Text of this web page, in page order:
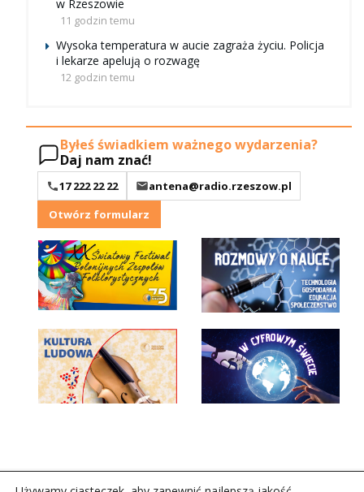
w Rzeszowie
11 godzin temu
Wysoka temperatura w aucie zagraża życiu. Policja
i lekarze apelują o rozwagę
12 godzin temu
Byłeś świadkiem ważnego wydarzenia?
Daj nam znać!
17 222 22 22
antena@radio.rzeszow.pl
Otwórz formularz